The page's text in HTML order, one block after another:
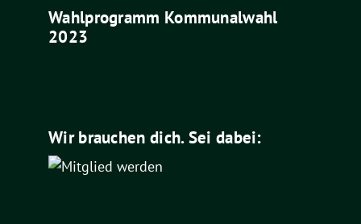
Wahlprogramm Kommunalwahl
2023
Wir brauchen dich. Sei dabei: